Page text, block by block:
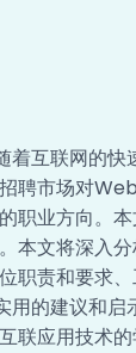
互联网的快
聘市场对
职业方向。
本文将深入
职责和要求
用的建议和启
联应用技术